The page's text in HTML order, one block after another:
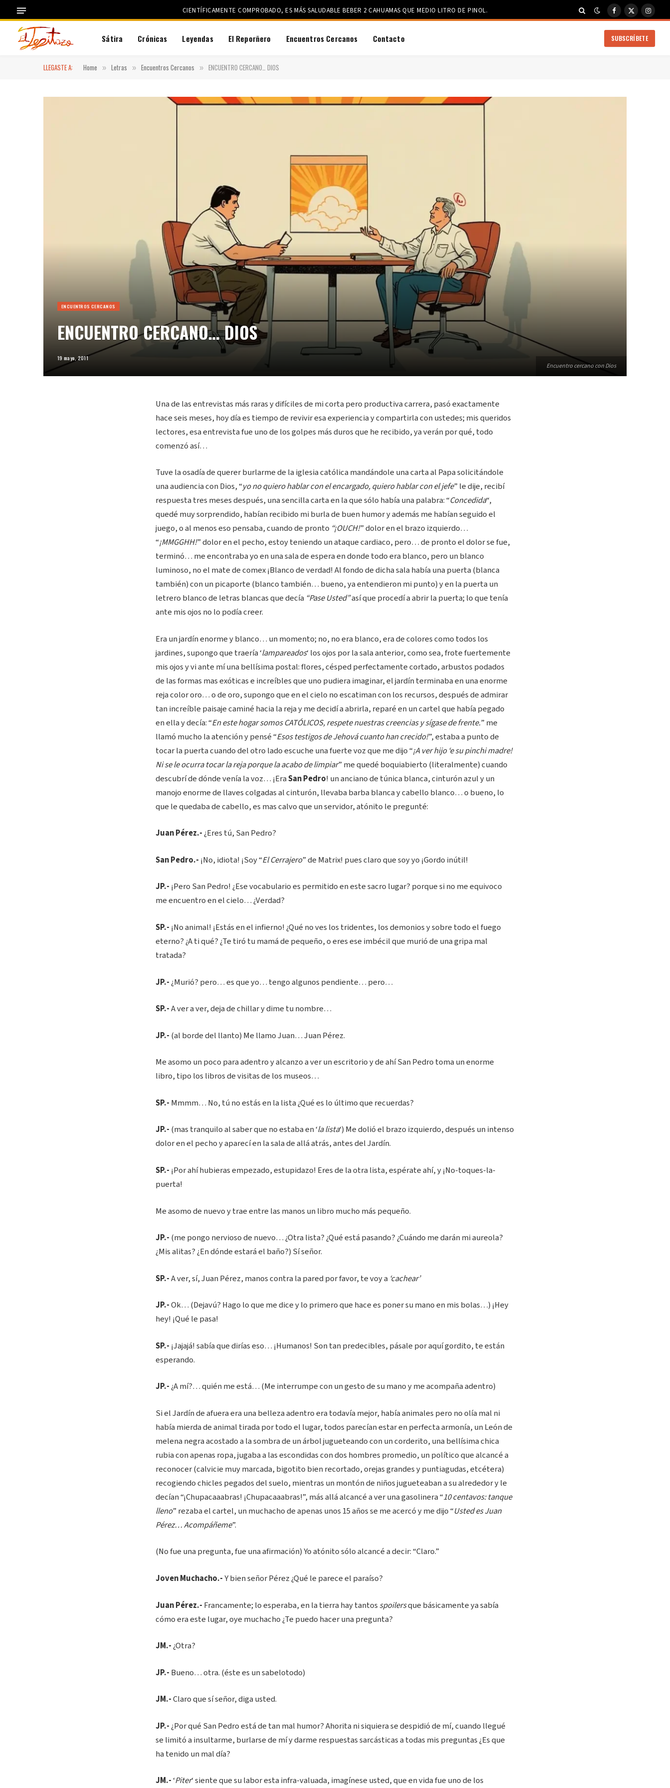
CIENTÍFICAMENTE COMPROBADO, ES MÁS SALUDABLE BEBER 2 CAHUAMAS QUE MEDIO LITRO DE PINOL. Facebook
X
Sátira Crónicas Leyendas El Reporñero Encuentros Cercanos Contacto SUBSCRÍBETE
LLEGASTE A: Home » Letras » Encuentros Cercanos » ENCUENTRO CERCANO… DIOS
Encuentro cercano con Dios
ENCUENTROS CERCANOS
ENCUENTRO CERCANO… DIOS
19 mayo, 2011
Una de las entrevistas más raras y difíciles de mi corta pero productiva carrera, pasó exactamente
hace seis meses, hoy día es tiempo de revivir esa experiencia y compartirla con ustedes; mis queridos
lectores, esa entrevista fue uno de los golpes más duros que he recibido, ya verán por qué, todo
comenzó así…
Tuve la osadía de querer burlarme de la iglesia católica mandándole una carta al Papa solicitándole
una audiencia con Dios, “yo no quiero hablar con el encargado, quiero hablar con el jefe” le dije, recibí
respuesta tres meses después, una sencilla carta en la que sólo había una palabra: “Concedida“,
quedé muy sorprendido, habían recibido mi burla de buen humor y además me habían seguido el
juego, o al menos eso pensaba, cuando de pronto “¡OUCH!” dolor en el brazo izquierdo…
“¡MMGGHH!” dolor en el pecho, estoy teniendo un ataque cardiaco, pero… de pronto el dolor se fue,
terminó… me encontraba yo en una sala de espera en donde todo era blanco, pero un blanco
luminoso, no el mate de comex ¡Blanco de verdad! Al fondo de dicha sala había una puerta (blanca
también) con un picaporte (blanco también… bueno, ya entendieron mi punto) y en la puerta un
letrero blanco de letras blancas que decía “Pase Usted”así que procedí a abrir la puerta; lo que tenía
ante mis ojos no lo podía creer.
Era un jardín enorme y blanco… un momento; no, no era blanco, era de colores como todos los
jardines, supongo que traería ‘lampareados‘ los ojos por la sala anterior, como sea, frote fuertemente
mis ojos y vi ante mí una bellísima postal: flores, césped perfectamente cortado, arbustos podados
de las formas mas exóticas e increíbles que uno pudiera imaginar, el jardín terminaba en una enorme
reja color oro… o de oro, supongo que en el cielo no escatiman con los recursos, después de admirar
tan increíble paisaje caminé hacia la reja y me decidí a abrirla, reparé en un cartel que había pegado
en ella y decía: “En este hogar somos CATÓLICOS, respete nuestras creencias y sígase de frente.” me
llamó mucho la atención y pensé “Esos testigos de Jehová cuanto han crecido!”, estaba a punto de
tocar la puerta cuando del otro lado escuche una fuerte voz que me dijo “¡A ver hijo ‘e su pinchi madre!
Ni se le ocurra tocar la reja porque la acabo de limpiar” me quedé boquiabierto (literalmente) cuando
descubrí de dónde venía la voz… ¡EraSan Pedro! un anciano de túnica blanca, cinturón azul y un
manojo enorme de llaves colgadas al cinturón, llevaba barba blanca y cabello blanco… o bueno, lo
que le quedaba de cabello, es mas calvo que un servidor, atónito le pregunté:
Juan Pérez.-¿Eres tú, San Pedro?
San Pedro.- ¡No, idiota! ¡Soy “El Cerrajero” de Matrix! pues claro que soy yo ¡Gordo inútil!
JP.- ¡Pero San Pedro! ¿Ese vocabulario es permitido en este sacro lugar? porque si no me equivoco
me encuentro en el cielo… ¿Verdad?
SP.- ¡No animal! ¡Estás en el infierno! ¿Qué no ves los tridentes, los demonios y sobre todo el fuego
eterno? ¿A ti qué? ¿Te tiró tu mamá de pequeño, o eres ese imbécil que murió de una gripa mal
tratada?
JP.-¿Murió? pero… es que yo… tengo algunos pendiente… pero…
SP.-A ver a ver, deja de chillar y dime tu nombre…
JP.- (al borde del llanto) Me llamo Juan… Juan Pérez.
Me asomo un poco para adentro y alcanzo a ver un escritorio y de ahí San Pedro toma un enorme
libro, tipo los libros de visitas de los museos…
SP.- Mmmm… No, tú no estás en la lista ¿Qué es lo último que recuerdas?
JP.- (mas tranquilo al saber que no estaba en ‘la lista‘) Me dolió el brazo izquierdo, después un intenso
dolor en el pecho y aparecí en la sala de allá atrás, antes del Jardín.
SP.- ¡Por ahí hubieras empezado, estupidazo! Eres de la otra lista, espérate ahí, y ¡No-toques-la-
puerta!
Me asomo de nuevo y trae entre las manos un libro mucho más pequeño.
JP.- (me pongo nervioso de nuevo… ¿Otra lista? ¿Qué está pasando? ¿Cuándo me darán mi aureola?
¿Mis alitas? ¿En dónde estará el baño?) Sí señor.
SP.-A ver, sí, Juan Pérez, manos contra la pared por favor, te voy a ‘cachear’
JP.-Ok… (Dejavú? Hago lo que me dice y lo primero que hace es poner su mano en mis bolas…) ¡Hey
hey! ¡Qué le pasa!
SP.- ¡Jajajá! sabía que dirías eso… ¡Humanos! Son tan predecibles, pásale por aquí gordito, te están
esperando.
JP.-¿A mí?… quién me está… (Me interrumpe con un gesto de su mano y me acompaña adentro)
Si el Jardín de afuera era una belleza adentro era todavía mejor, había animales pero no olía mal ni
había mierda de animal tirada por todo el lugar, todos parecían estar en perfecta armonía, un León de
melena negra acostado a la sombra de un árbol jugueteando con un corderito, una bellísima chica
rubia con apenas ropa, jugaba a las escondidas con dos hombres promedio, un político que alcancé a
reconocer (calvicie muy marcada, bigotito bien recortado, orejas grandes y puntiagudas, etcétera)
recogiendo chicles pegados del suelo, mientras un montón de niños jugueteaban a su alrededor y le
decían “¡Chupacaaabras! ¡Chupacaaabras!”, más allá alcancé a ver una gasolinera “10 centavos: tanque
lleno” rezaba el cartel, un muchacho de apenas unos 15 años se me acercó y me dijo “Usted es Juan
Pérez… Acompáñeme”.
(No fue una pregunta, fue una afirmación) Yo atónito sólo alcancé a decir: “Claro.”
Joven Muchacho.-Y bien señor Pérez ¿Qué le parece el paraíso?
Juan Pérez.- Francamente; lo esperaba, en la tierra hay tantos spoilersque básicamente ya sabía
cómo era este lugar, oye muchacho ¿Te puedo hacer una pregunta?
JM.-¿Otra?
JP.- Bueno… otra. (éste es un sabelotodo)
JM.-Claro que sí señor, diga usted.
JP.-¿Por qué San Pedro está de tan mal humor? Ahorita ni siquiera se despidió de mí, cuando llegué
se limitó a insultarme, burlarse de mí y darme respuestas sarcásticas a todas mis preguntas ¿Es que
ha tenido un mal día?
JM.-‘Piter‘ siente que su labor esta infra-valuada, imagínese usted, que en vida fue uno de los